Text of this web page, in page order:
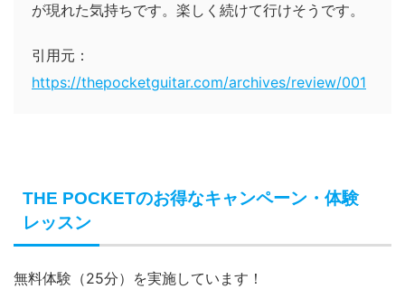
が現れた気持ちです。楽しく続けて行けそうです。
引用元：
https://thepocketguitar.com/archives/review/001
THE POCKETのお得なキャンペーン・体験
レッスン
無料体験（25分）を実施しています！